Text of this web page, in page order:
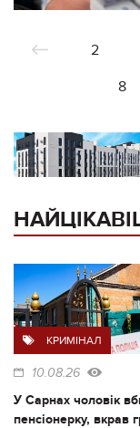
2
8
КРИМІНАЛ
10.08.26
У Сарнах чоловік
пенсіонерку, вкрав